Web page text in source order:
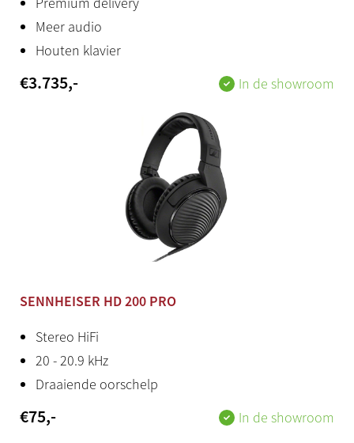
Voices
Ritmes
Stereo mini jack
Aux out
Standard phone jack (R, L/L+R)
Meer audio
Houten klavier
€3.735,- In de showroom
SENNHEISER HD 200 PRO
Stereo HiFi
20 - 20.9 kHz
Draaiende oorschelp
€75,- In de showroom